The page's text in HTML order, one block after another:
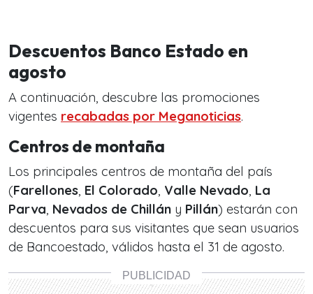
Descuentos Banco Estado en
agosto
A continuación, descubre las promociones
vigentes recabadas por Meganoticias.
Centros de montaña
Los principales centros de montaña del país
(Farellones, El Colorado, Valle Nevado, La
Parva, Nevados de Chillán y Pillán) estarán con
descuentos para sus visitantes que sean usuarios
de Bancoestado, válidos hasta el 31 de agosto.